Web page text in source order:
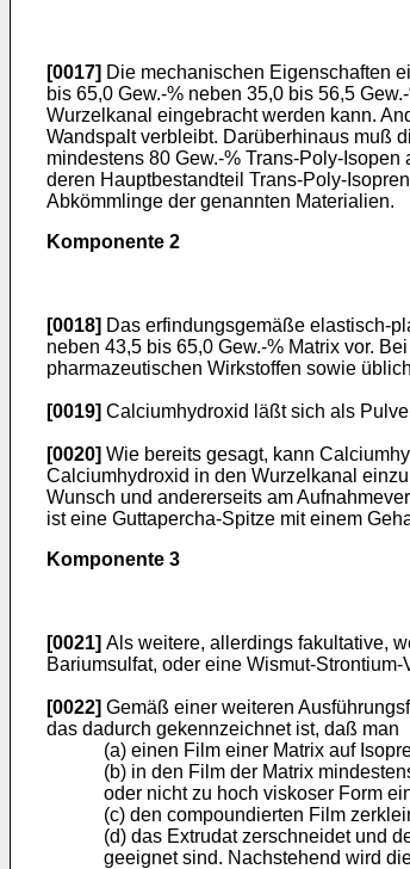
[0017] Die mechanischen Eigenschaften
bis 65,0 Gew.-% neben 35,0 bis 56,5
Wurzelkanal eingebracht werden kann.
Wandspalt verbleibt. Darüberhinaus muß
mindestens 80 Gew.-% Trans-Poly-
deren Hauptbestandteil Trans-Poly-
Abkömmlinge der genannten Materialien.
Komponente 2
[0018] Das erfindungsgemäße elastisch-
neben 43,5 bis 65,0 Gew.-% Matrix vor.
pharmazeutischen Wirkstoffen sowie
[0019] Calciumhydroxid läßt sich als
[0020] Wie bereits gesagt, kann
Calciumhydroxid in den Wurzelkanal
Wunsch und andererseits am
ist eine Guttapercha-Spitze mit einem
Komponente 3
[0021] Als weitere, allerdings fakultative,
Bariumsulfat, oder eine Wismut-
[0022] Gemäß einer weiteren
das dadurch gekennzeichnet ist, daß man
(a) einen Film einer Matrix auf
(b) in den Film der Matrix
oder nicht zu hoch viskoser Form
(c) den compoundierten Film
(d) das Extrudat zerschneidet und
geeignet sind. Nachstehend wird